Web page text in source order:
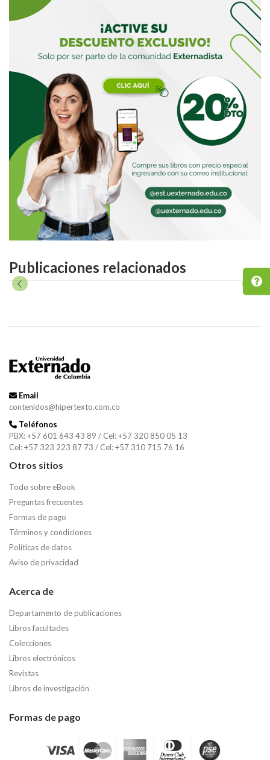
Publicaciones relacionados
Email
contenidos@hipertexto.com.co
Teléfonos
PBX: +57 601 643 43 89 / Cel: +57 320 850 05 13
Cel: +57 323 223 87 73 / Cel: +57 310 715 76 16
Otros sitios
Todo sobre eBook
Preguntas frecuentes
Formas de pago
Términos y condiciones
Políticas de datos
Aviso de privacidad
Acerca de
Departamento de publicaciones
Libros facultades
Colecciones
Libros electrónicos
Revistas
Libros de investigación
Formas de pago